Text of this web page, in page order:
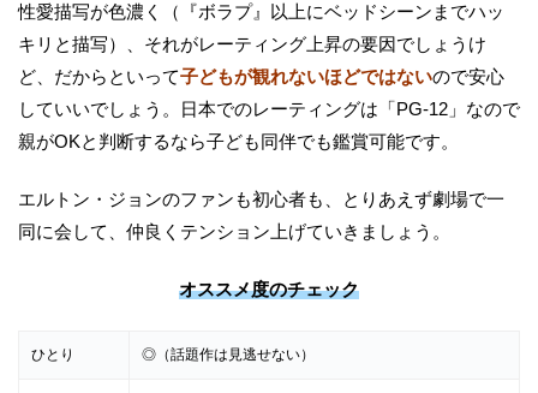
性愛描写が色濃く（『ボラプ』以上にベッドシーンまでハッ
キリと描写）、それがレーティング上昇の要因でしょうけ
ど、だからといって子どもが観れないほどではないので安心
していいでしょう。日本でのレーティングは「PG-12」なので
親がOKと判断するなら子ども同伴でも鑑賞可能です。
エルトン・ジョンのファンも初心者も、とりあえず劇場で一
同に会して、仲良くテンション上げていきましょう。
オススメ度のチェック
ひとり ◎（話題作は見逃せない）